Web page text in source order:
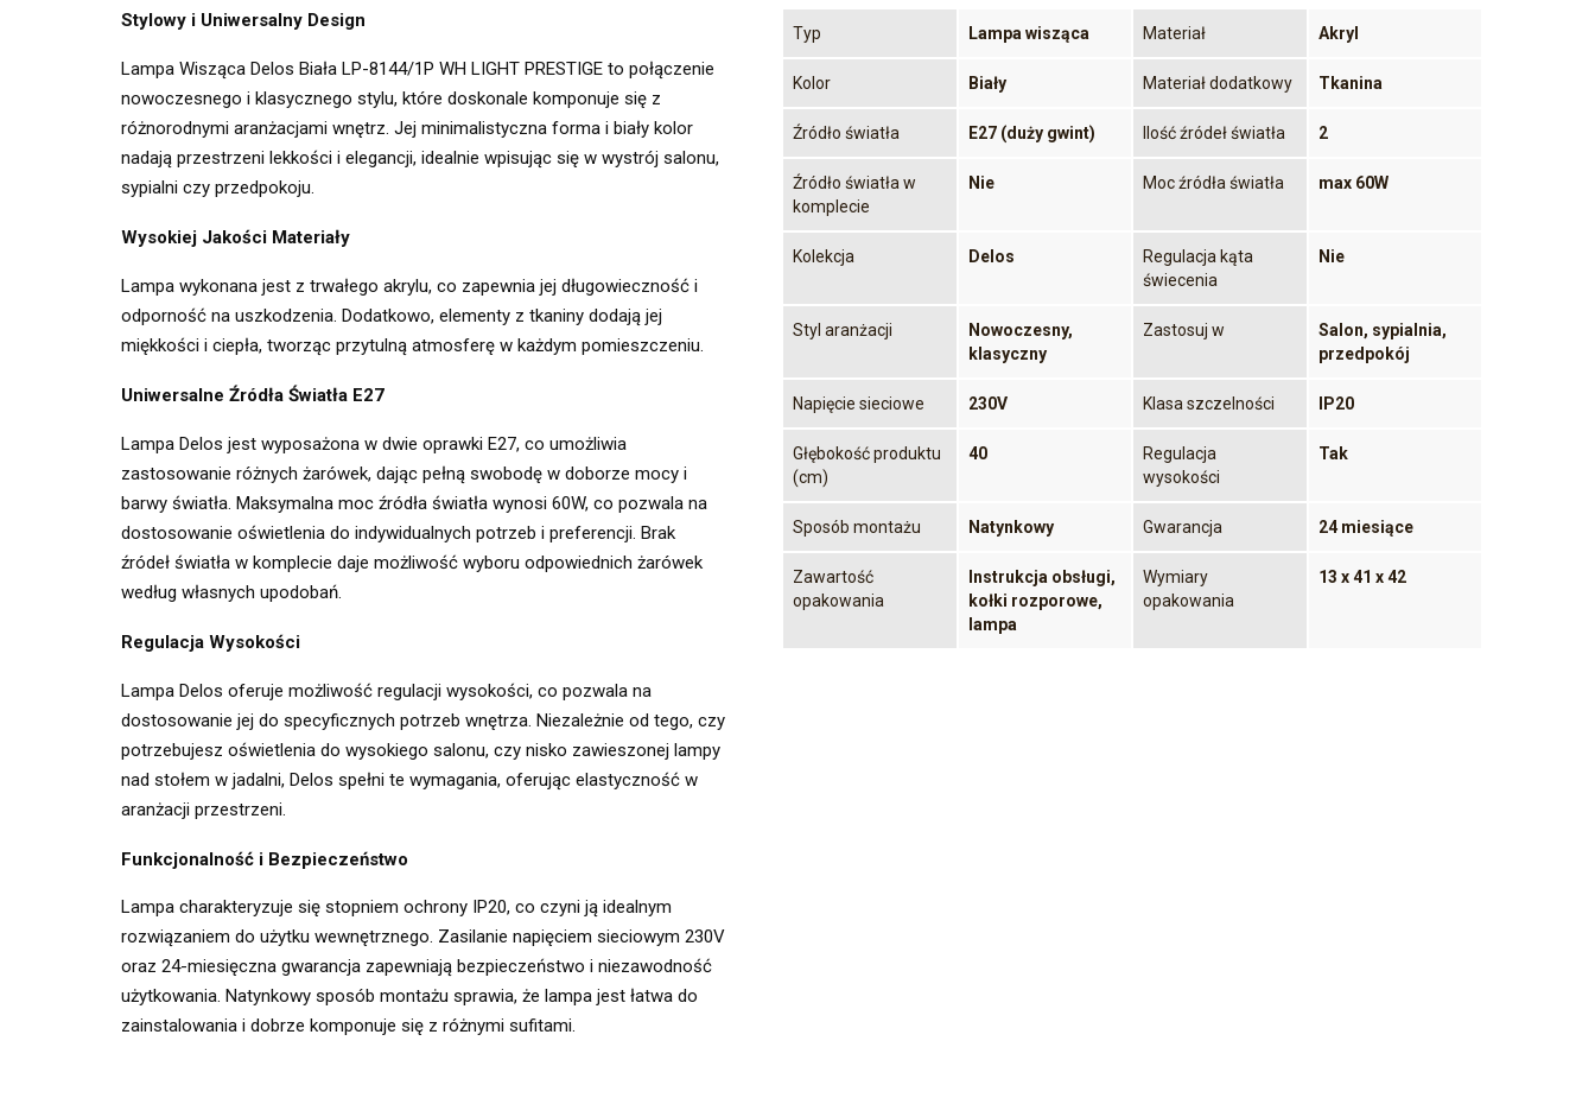
Stylowy i Uniwersalny Design
Lampa Wisząca Delos Biała LP-8144/1P WH LIGHT PRESTIGE to połączenie
nowoczesnego i klasycznego stylu, które doskonale komponuje się z
różnorodnymi aranżacjami wnętrz. Jej minimalistyczna forma i biały kolor
nadają przestrzeni lekkości i elegancji, idealnie wpisując się w wystrój salonu,
sypialni czy przedpokoju.
Wysokiej Jakości Materiały
Lampa wykonana jest z trwałego akrylu, co zapewnia jej długowieczność i
odporność na uszkodzenia. Dodatkowo, elementy z tkaniny dodają jej
miękkości i ciepła, tworząc przytulną atmosferę w każdym pomieszczeniu.
Uniwersalne Źródła Światła E27
Lampa Delos jest wyposażona w dwie oprawki E27, co umożliwia
zastosowanie różnych żarówek, dając pełną swobodę w doborze mocy i
barwy światła. Maksymalna moc źródła światła wynosi 60W, co pozwala na
dostosowanie oświetlenia do indywidualnych potrzeb i preferencji. Brak
źródeł światła w komplecie daje możliwość wyboru odpowiednich żarówek
według własnych upodobań.
Regulacja Wysokości
Lampa Delos oferuje możliwość regulacji wysokości, co pozwala na
dostosowanie jej do specyficznych potrzeb wnętrza. Niezależnie od tego, czy
potrzebujesz oświetlenia do wysokiego salonu, czy nisko zawieszonej lampy
nad stołem w jadalni, Delos spełni te wymagania, oferując elastyczność w
aranżacji przestrzeni.
Funkcjonalność i Bezpieczeństwo
Lampa charakteryzuje się stopniem ochrony IP20, co czyni ją idealnym
rozwiązaniem do użytku wewnętrznego. Zasilanie napięciem sieciowym 230V
oraz 24-miesięczna gwarancja zapewniają bezpieczeństwo i niezawodność
użytkowania. Natynkowy sposób montażu sprawia, że lampa jest łatwa do
zainstalowania i dobrze komponuje się z różnymi sufitami.
Typ Lampa wisząca Materiał Akryl
Kolor Biały Materiał dodatkowy Tkanina
Źródło światła E27 (duży gwint) Ilość źródeł światła 2
Źródło światła w
komplecie
Nie Moc źródła światła max 60W
Kolekcja Delos
Regulacja kąta
świecenia
Nie
Styl aranżacji
Nowoczesny,
klasyczny
Zastosuj w
Salon, sypialnia,
przedpokój
Napięcie sieciowe 230V Klasa szczelności IP20
Głębokość produktu
(cm)
40
Regulacja
wysokości
Tak
Sposób montażu Natynkowy Gwarancja 24 miesiące
Zawartość
opakowania
Instrukcja obsługi,
kołki rozporowe,
lampa
Wymiary
opakowania
13 x 41 x 42